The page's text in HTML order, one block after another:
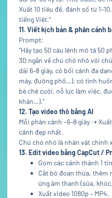
Xuất 10 tiêu đề, đánh số từ
tiếng Việt.”
11. Viết kịch bản & phân cảnh
Prompt:
“Hãy tạo 50 câu lệnh mô tả 50
3D ngắn về chú chó nhỏ với
dài 6–8 giây, có bối cảnh đa
máy, đường phố…), có tình
bè chê cười, nỗ lực làm việc,
khăn…).”
12. Tạo video thô bằng AI
Mỗi phân cảnh ~6–8 giây ➝
cảnh đẹp nhất.
Chú chó nhỏ là nhân vật chính
13. Edit video bằng CapCut /
Gom các cảnh thành 1
Cắt bỏ đoạn thừa, thêm
ứng âm thanh (sủa,
Xuất video 1080p – MP4.